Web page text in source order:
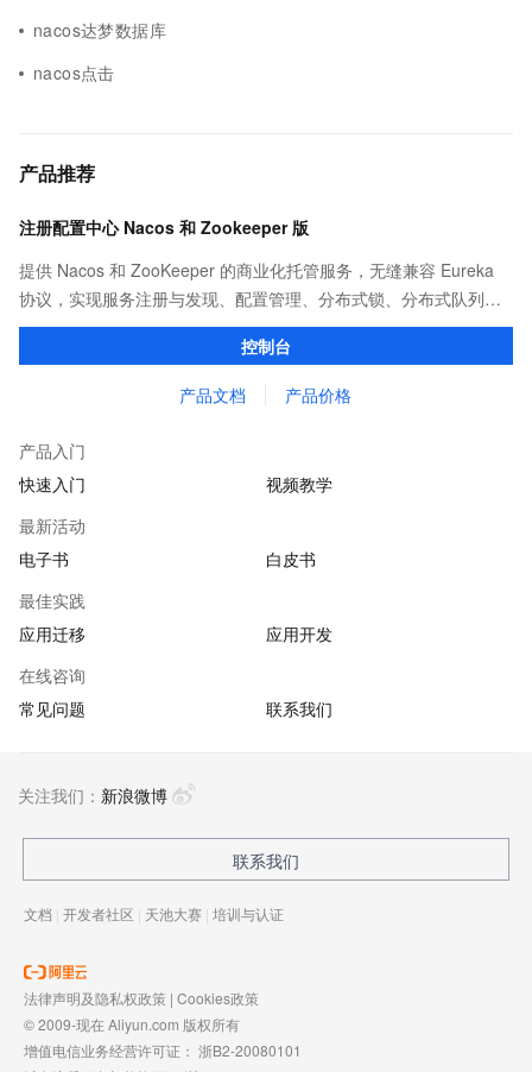
nacos达梦数据库
nacos点击
产品推荐
注册配置中心 Nacos 和 Zookeeper 版
提供 Nacos 和 ZooKeeper 的商业化托管服务，无缝兼容 Eureka
协议，实现服务注册与发现、配置管理、分布式锁、分布式队列等
功能。相比开源版具有更强的性能和 SLA 保障，并提供了丰富完善
的监控报警，简单易用的控制台运维能力。
控制台
产品文档 产品价格
产品入门
快速入门
视频教学
最新活动
电子书
白皮书
最佳实践
应用迁移
应用开发
在线咨询
常见问题
联系我们
关注我们： 新浪微博
联系我们
文档 | 开发者社区 | 天池大赛 | 培训与认证
法律声明及隐私权政策 | Cookies政策
© 2009-现在 Aliyun.com 版权所有
增值电信业务经营许可证： 浙B2-20080101